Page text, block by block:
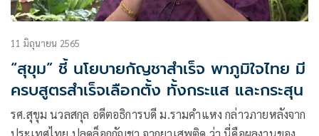
11 มิถุนายน 2565
“สุขุม” ชี้ นโยบายกัญชาสำเร็จ พาภูมิใจไทย มี
ครบสูตรสำเร็จเลือกตั้ง ทั้งกระแส และกระสุน
รศ.สุขุม นวลสกุล อดีตอธิการบดี ม.รามคำแหง กล่าวภายหลังจาก